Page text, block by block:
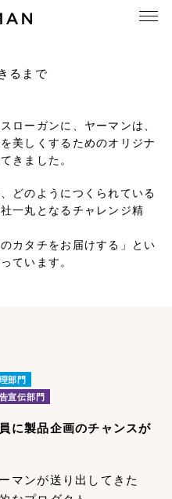
るまで
ローガンに、 ヤーマンは、
美しくするためのオリジナ
きました。
どのようにつくられている
一丸となるチャレンジ精
カタチをお届けする」とい
ています。
部門
宣伝部門
に製品企画のチャンスが
マンが送り出してきた